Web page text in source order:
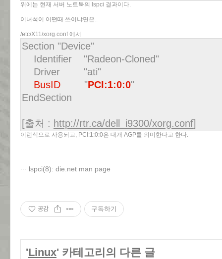
위에는 현재 서버 노트북의 lspci 결과이다.
이녀석이 어떤때 쓰이냐면은..
/etc/X11/xorg.conf 에서
Section "Device"
Identifier "Radeon-Cloned"
Driver "ati"
BusID "PCI:1:0:0"
EndSection
[출처 : http://rtr.ca/dell_i9300/xorg.conf]
이런식으로 사용되고, PCI:1:0:0은 대개 AGP를 의미한다고 한다.
lspci(8): die.net man page
공감 구독하기
'Linux' 카테고리의 다른 글